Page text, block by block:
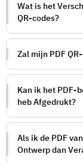
Wat is het
QR-codes?
Zal mijn PDF
Kan ik het PDF-
heb Afgedrukt?
Als ik de PDF
Ontwerp dan